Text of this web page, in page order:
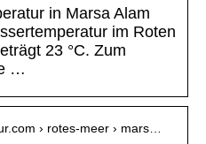
in Marsa Alam
im Roten
23 °C. Zum
…
› rotes-meer › mars…